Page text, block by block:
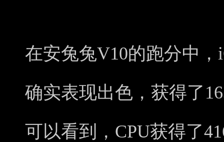
在安兔兔V10的跑分中，
确实表现出色，获得了
可以看到，CPU获得了